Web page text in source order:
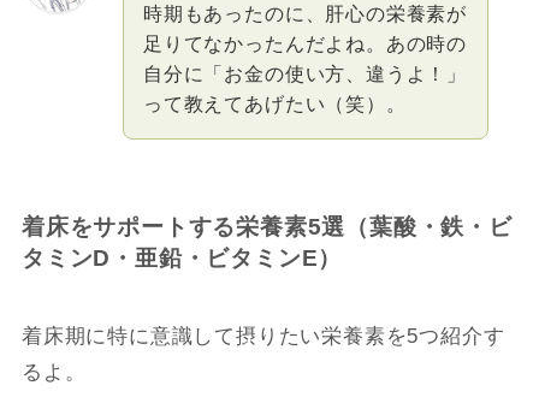
時期もあったのに、肝心の栄養素が
足りてなかったんだよね。あの時の
自分に「お金の使い方、違うよ！」
って教えてあげたい（笑）。
着床をサポートする栄養素5選（葉酸・鉄・ビ
タミンD・亜鉛・ビタミンE）
着床期に特に意識して摂りたい栄養素を5つ紹介す
るよ。